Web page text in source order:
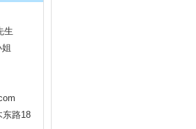
生
东路18